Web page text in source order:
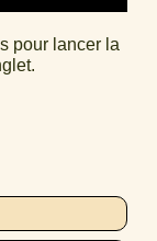
pour lancer la